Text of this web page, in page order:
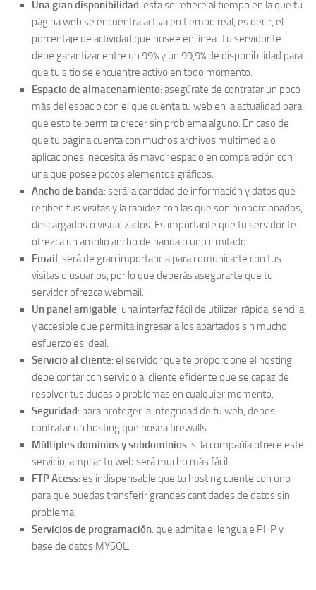
Una gran disponibilidad: esta se refiere al tiempo en la que tu
página web se encuentra activa en tiempo real, es decir, el
porcentaje de actividad que posee en línea. Tu servidor te
debe garantizar entre un 99% y un 99,9% de disponibilidad para
que tu sitio se encuentre activo en todo momento.
Espacio de almacenamiento: asegúrate de contratar un poco
más del espacio con el que cuenta tu web en la actualidad para
que esto te permita crecer sin problema alguno. En caso de
que tu página cuenta con muchos archivos multimedia o
aplicaciones, necesitarás mayor espacio en comparación con
una que posee pocos elementos gráficos.
Ancho de banda: será la cantidad de información y datos que
reciben tus visitas y la rapidez con las que son proporcionados,
descargados o visualizados. Es importante que tu servidor te
ofrezca un amplio ancho de banda o uno ilimitado.
Email: será de gran importancia para comunicarte con tus
visitas o usuarios, por lo que deberás asegurarte que tu
servidor ofrezca webmail.
Un panel amigable: una interfaz fácil de utilizar, rápida, sencilla
y accesible que permita ingresar a los apartados sin mucho
esfuerzo es ideal.
Servicio al cliente: el servidor que te proporcione el hosting
debe contar con servicio al cliente eficiente que se capaz de
resolver tus dudas o problemas en cualquier momento.
Seguridad: para proteger la integridad de tu web, debes
contratar un hosting que posea firewalls.
Múltiples dominios y subdominios: si la compañía ofrece este
servicio, ampliar tu web será mucho más fácil.
FTP Acess: es indispensable que tu hosting cuente con uno
para que puedas transferir grandes cantidades de datos sin
problema.
Servicios de programación: que admita el lenguaje PHP y
base de datos MYSQL.